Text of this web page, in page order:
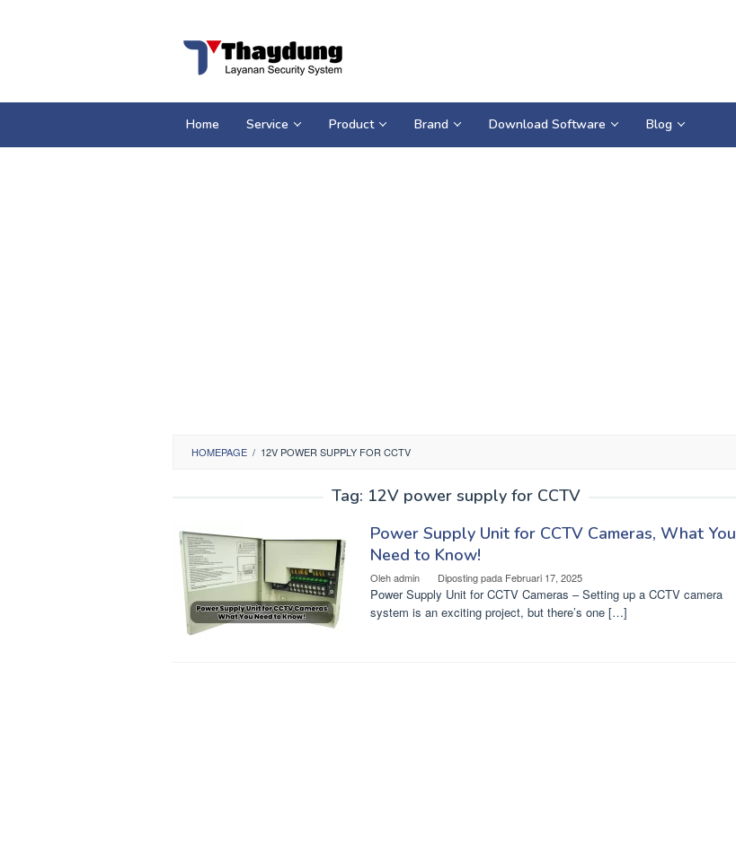
Home Service Product Brand Download Software Blog
HOMEPAGE / 12V POWER SUPPLY FOR CCTV
Tag: 12V power supply for CCTV
Power Supply Unit for CCTV Cameras, What You
Need to Know!
Olehadmin Diposting pada Februari 17, 2025
Power Supply Unit for CCTV Cameras – Setting up a CCTV camera
system is an exciting project, but there’s one […]